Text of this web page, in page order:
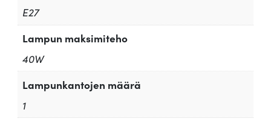
E27
Lampun maksimiteho
40W
Lampunkantojen määrä
1